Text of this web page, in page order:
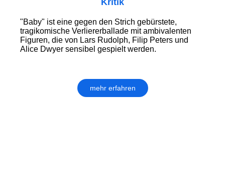
Kritik
"Baby" ist eine gegen den Strich gebürstete,
tragikomische Verliererballade mit ambivalenten
Figuren, die von Lars Rudolph, Filip Peters und
Alice Dwyer sensibel gespielt werden.
mehr erfahren